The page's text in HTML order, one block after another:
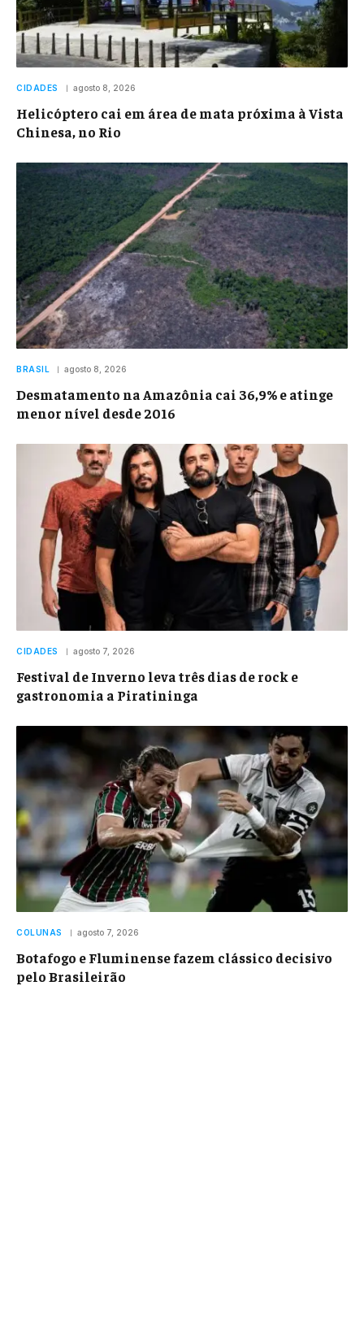
CIDADES agosto 8, 2026
Helicóptero cai em área de mata próxima à Vista
Chinesa, no Rio
BRASIL agosto 8, 2026
Desmatamento na Amazônia cai 36,9% e atinge
menor nível desde 2016
CIDADES agosto 7, 2026
Festival de Inverno leva três dias de rock e
gastronomia a Piratininga
COLUNAS agosto 7, 2026
Botafogo e Fluminense fazem clássico decisivo
pelo Brasileirão